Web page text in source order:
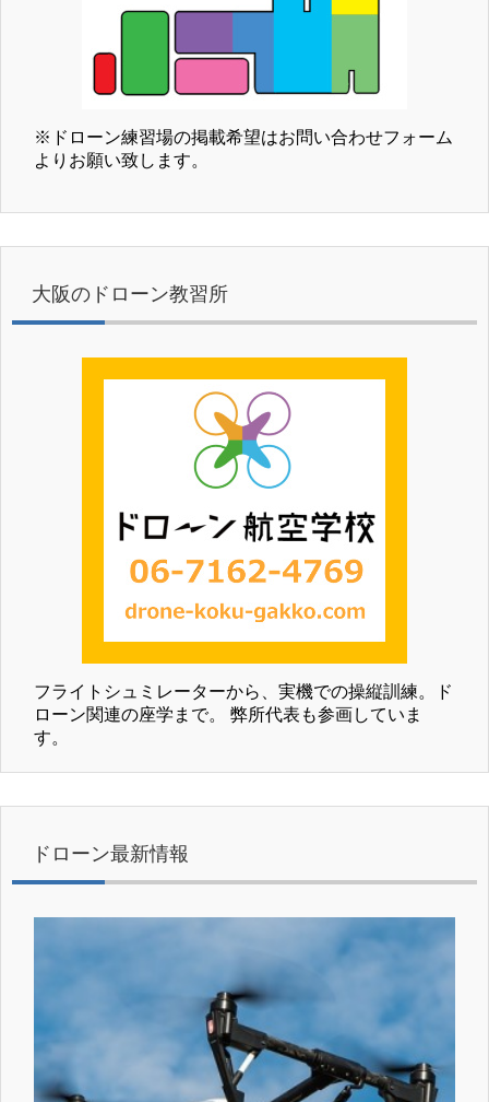
※ドローン練習場の掲載希望はお問い合わせフォーム
よりお願い致します。
大阪のドローン教習所
フライトシュミレーターから、実機での操縦訓練。ド
ローン関連の座学まで。 弊所代表も参画していま
す。
ドローン最新情報